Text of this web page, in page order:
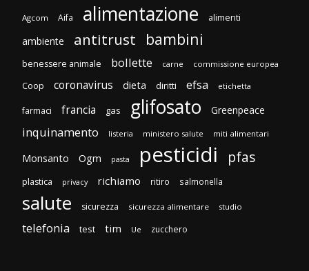
Agcom Aifa alimentazione alimenti
ambiente antitrust bambini
benessere animale bollette carne commissione europea
Coop coronavirus dieta diritti efsa etichetta
farmaci francia gas glifosato Greenpeace
inquinamento listeria ministero salute miti alimentari
Monsanto Ogm pasta pesticidi pfas
plastica privacy richiamo ritiro salmonella
salute sicurezza sicurezza alimentare studio
telefonia test tim Ue zucchero